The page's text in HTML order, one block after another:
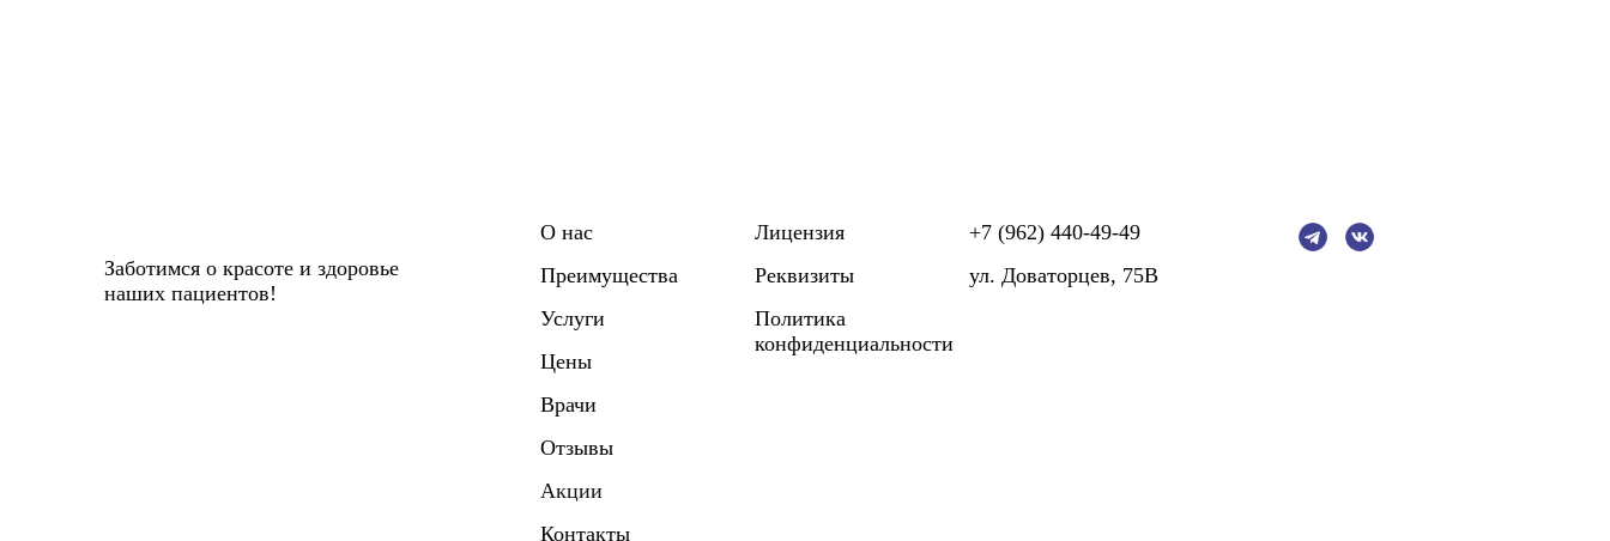
Заботимся о красоте и здоровье
наших пациентов!
О нас
Преимущества
Услуги
Цены
Врачи
Отзывы
Акции
Контакты
Лицензия
Реквизиты
Политика
конфиденциальности
+7 (962) 440-49-49
ул. Доваторцев, 75В